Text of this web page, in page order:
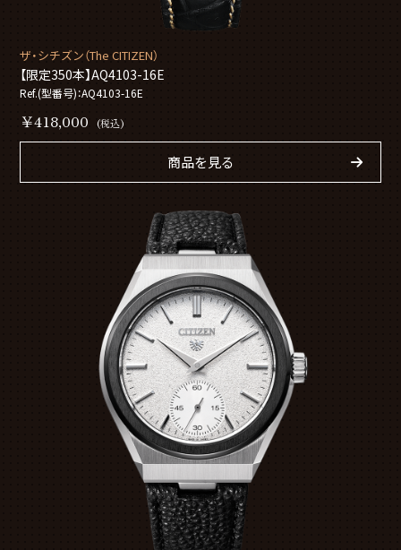
ザ・シチズン（The CITIZEN）
【限定350本】AQ4103-16E
Ref.(型番号)：AQ4103-16E
￥418,000 (税込)
商品を見る